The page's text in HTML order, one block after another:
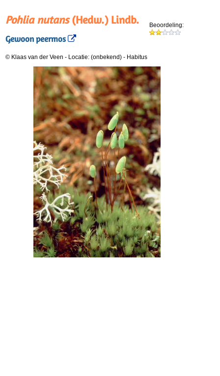
Pohlia nutans(Hedw.) Lindb.
Gewoon peermos
Beoordeling:
© Klaas van der Veen - Locatie: (onbekend) - Habitus